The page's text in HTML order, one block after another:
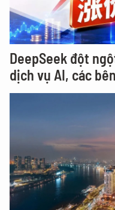
DeepSeek đột
dịch vụ AI, các